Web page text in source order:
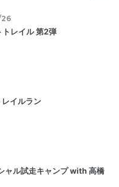
トレイル 第2弾
レイルラン
ャル試走キャンプ with 高橋